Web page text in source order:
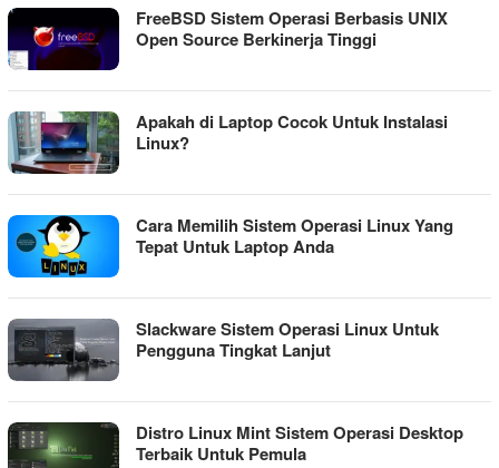
FreeBSD Sistem Operasi Berbasis UNIX
Open Source Berkinerja Tinggi
Apakah di Laptop Cocok Untuk Instalasi
Linux?
Cara Memilih Sistem Operasi Linux Yang
Tepat Untuk Laptop Anda
Slackware Sistem Operasi Linux Untuk
Pengguna Tingkat Lanjut
Distro Linux Mint Sistem Operasi Desktop
Terbaik Untuk Pemula